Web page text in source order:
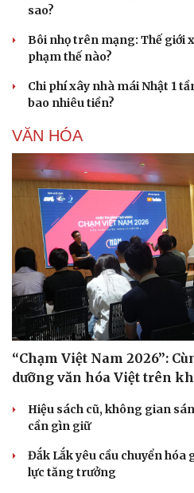
sao?
Bôi nhọ trên mạng: Thế giới
phạm thế nào?
Chi phí xây nhà mái Nhật 1
bao nhiêu tiền?
VĂN HÓA
“Chạm Việt Nam 2026”:
dưỡng văn hóa Việt trên
Hiệu sách cũ, không gian
cần gìn giữ
Đắk Lắk yêu cầu chuyển
lực tăng trưởng